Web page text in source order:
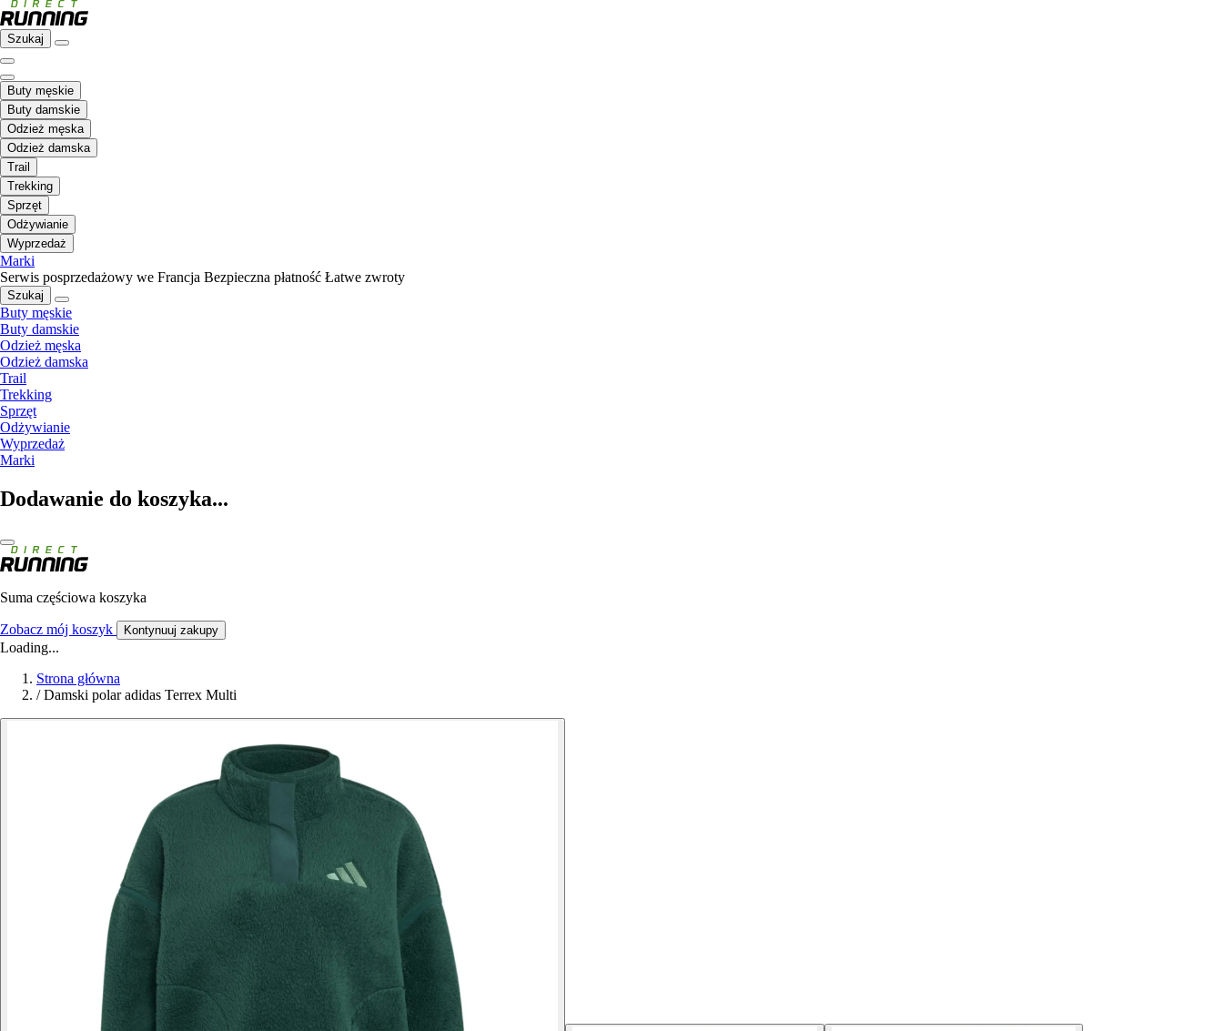
Szukaj
Buty męskie
Buty damskie
Odzież męska
Odzież damska
Trail
Trekking
Sprzęt
Odżywianie
Wyprzedaż
Marki
Serwis posprzedażowy we Francja Bezpieczna płatność Łatwe zwroty
Szukaj
Buty męskie
Buty damskie
Odzież męska
Odzież damska
Trail
Trekking
Sprzęt
Odżywianie
Wyprzedaż
Marki
Dodawanie do koszyka...
Suma częściowa koszyka
Zobacz mój koszyk Kontynuuj zakupy
Loading...
Strona główna
/ Damski polar adidas Terrex Multi